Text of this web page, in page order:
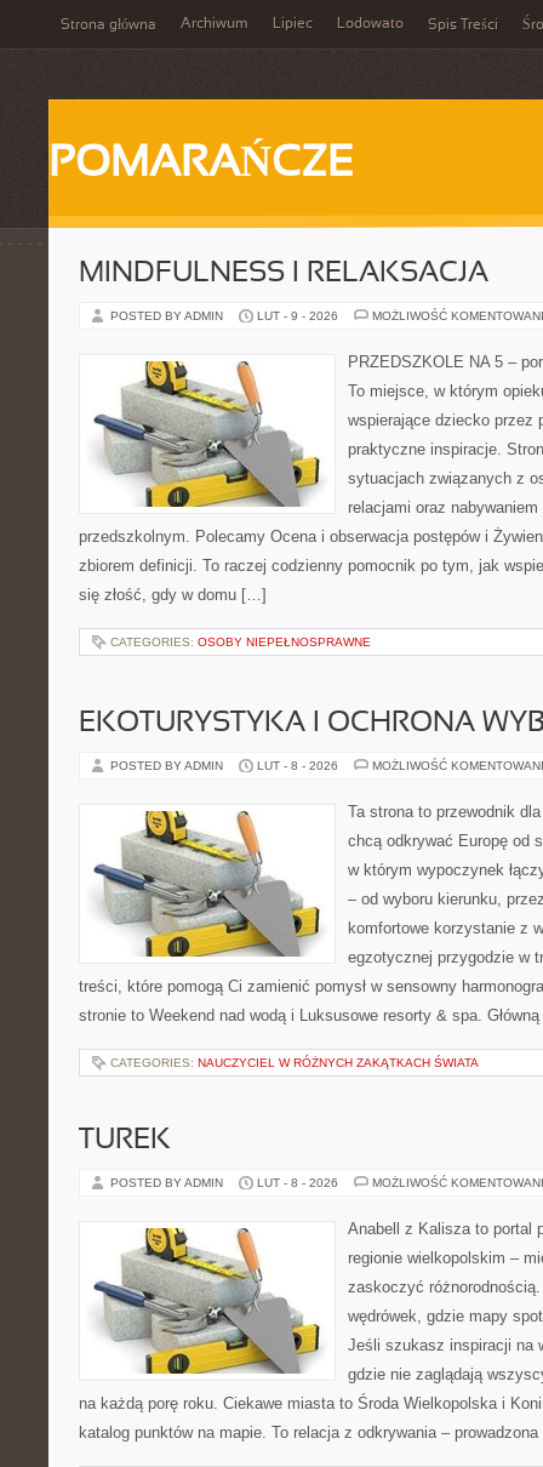
Strona główna Archiwum Lipiec Lodowato Spis Treści
POMARAŃCZE
MINDFULNESS I RELAKSACJA
POSTED BY ADMIN LUT - 9 - 2026 MOŻLIWOŚĆ
PRZEDSZKOLE NA 5 –
To miejsce, w którym
wspierające dziecko przez
praktyczne inspiracje.
sytuacjach związanych z
relacjami oraz
przedszkolnym. Polecamy Ocena i obserwacja postępów i
zbiorem definicji. To raczej codzienny pomocnik po tym, jak
się złość, gdy w domu […]
CATEGORIES: OSOBY NIEPEŁNOSPRAWNE
EKOTURYSTYKA I OCHRONA
POSTED BY ADMIN LUT - 8 - 2026 MOŻLIWOŚĆ
Ta strona to przewodnik
chcą odkrywać Europę od
w którym wypoczynek
– od wyboru kierunku,
komfortowe korzystanie z
egzotycznej przygodzie w
treści, które pomogą Ci zamienić pomysł w sensowny
stronie to Weekend nad wodą i Luksusowe resorty & spa.
CATEGORIES: NAUCZYCIEL W RÓŻNYCH ZAKĄTKACH ŚWIATA
TUREK
POSTED BY ADMIN LUT - 8 - 2026 MOŻLIWOŚĆ
Anabell z Kalisza to portal
regionie wielkopolskim –
zaskoczyć
wędrówek, gdzie mapy
Jeśli szukasz inspiracji na
gdzie nie zaglądają
na każdą porę roku. Ciekawe miasta to Środa Wielkopolska i
katalog punktów na mapie. To relacja z odkrywania –